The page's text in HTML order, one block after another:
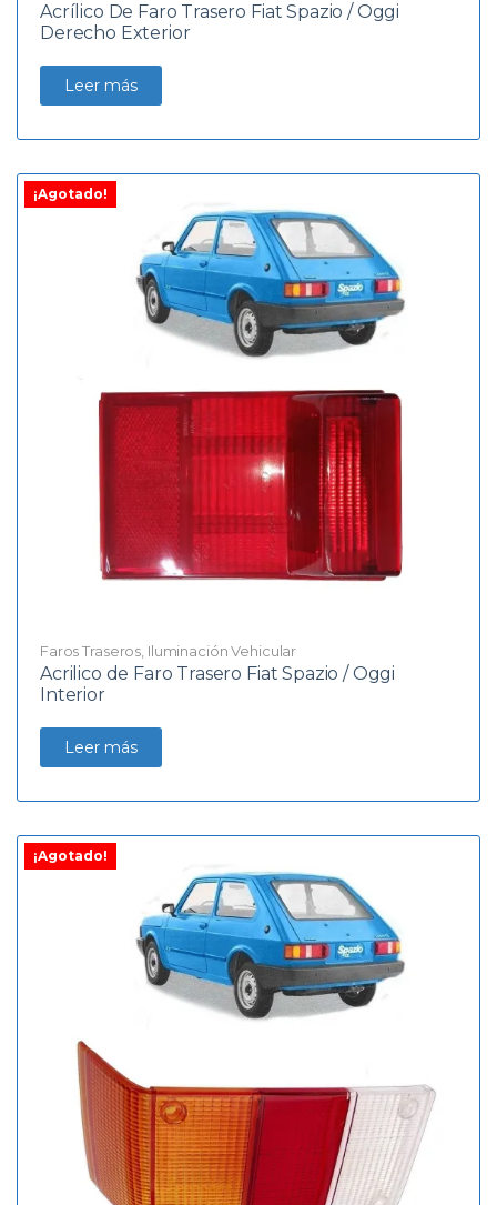
Acrílico De Faro Trasero Fiat Spazio / Oggi
Derecho Exterior
Leer más
¡Agotado!
Faros Traseros Iluminación Vehicular
Acrilico de Faro Trasero Fiat Spazio / Oggi
Interior
Leer más
¡Agotado!